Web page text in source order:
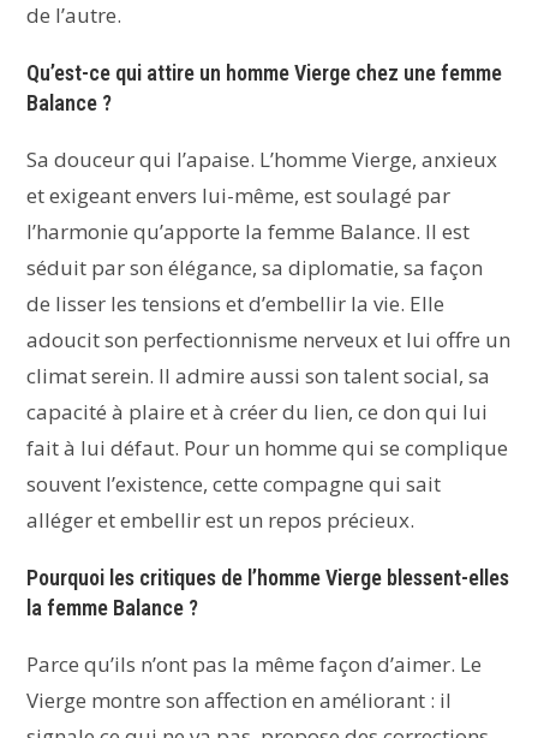
de l’autre.
Qu’est-ce qui attire un homme Vierge chez une femme
Balance ?
Sa douceur qui l’apaise. L’homme Vierge, anxieux
et exigeant envers lui-même, est soulagé par
l’harmonie qu’apporte la femme Balance. Il est
séduit par son élégance, sa diplomatie, sa façon
de lisser les tensions et d’embellir la vie. Elle
adoucit son perfectionnisme nerveux et lui offre un
climat serein. Il admire aussi son talent social, sa
capacité à plaire et à créer du lien, ce don qui lui
fait à lui défaut. Pour un homme qui se complique
souvent l’existence, cette compagne qui sait
alléger et embellir est un repos précieux.
Pourquoi les critiques de l’homme Vierge blessent-elles
la femme Balance ?
Parce qu’ils n’ont pas la même façon d’aimer. Le
Vierge montre son affection en améliorant : il